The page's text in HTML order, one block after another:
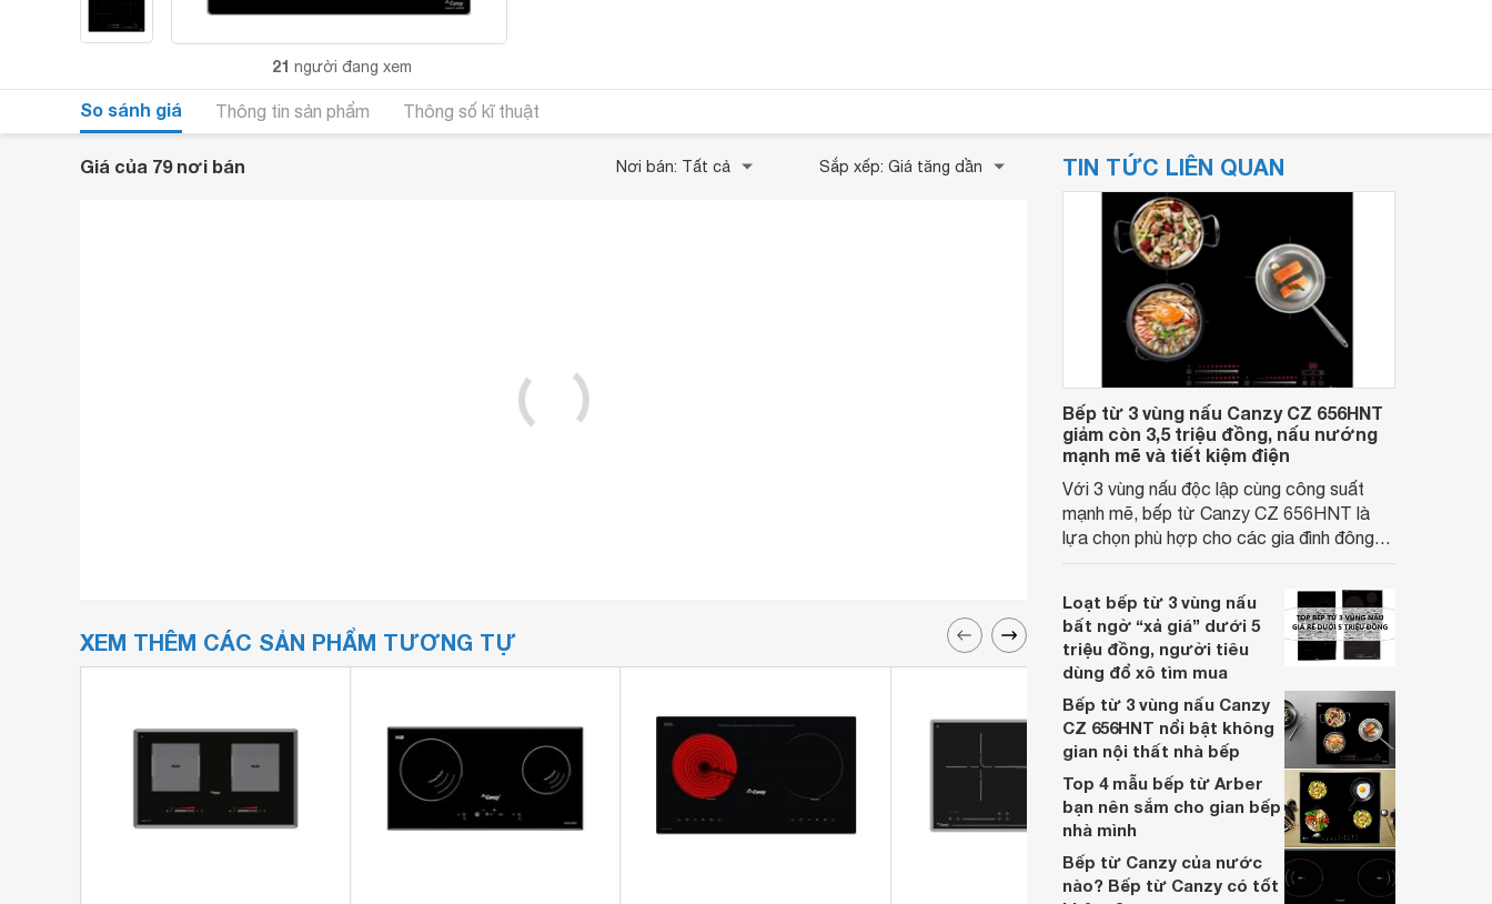
21 người đang xem
So sánh giá Thông tin sản phẩm Thông số kĩ thuật
Giá của 79 nơi bán Nơi bán: Tất cả Sắp xếp: Giá tăng dần
XEM THÊM CÁC SẢN PHẨM TƯƠNG TỰ
TIN TỨC LIÊN QUAN
Bếp từ 3 vùng nấu Canzy CZ 656HNT
giảm còn 3,5 triệu đồng, nấu nướng
mạnh mẽ và tiết kiệm điện
Với 3 vùng nấu độc lập cùng công suất
mạnh mẽ, bếp từ Canzy CZ 656HNT là
lựa chọn phù hợp cho các gia đình đông
giá bán đang được giảm khá sâu.
Loạt bếp từ 3 vùng nấu
bất ngờ “xả giá” dưới 5
triệu đồng, người tiêu
dùng đổ xô tìm mua
Bếp từ 3 vùng nấu Canzy
CZ 656HNT nổi bật không
gian nội thất nhà bếp
Top 4 mẫu bếp từ Arber
bạn nên sắm cho gian bếp
nhà mình
Bếp từ Canzy của nước
nào? Bếp từ Canzy có tốt